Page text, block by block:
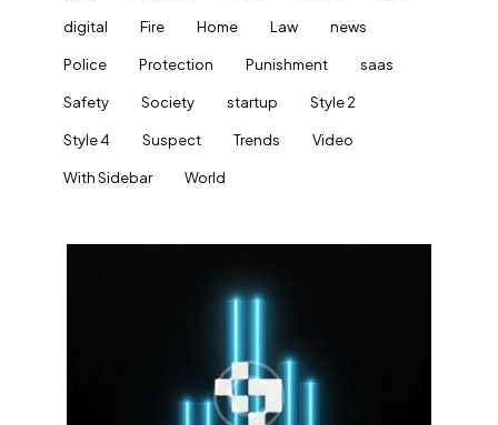
digital Fire Home Law news
Police Protection Punishment saas
Safety Society startup Style 2
Style 4 Suspect Trends Video
With Sidebar World